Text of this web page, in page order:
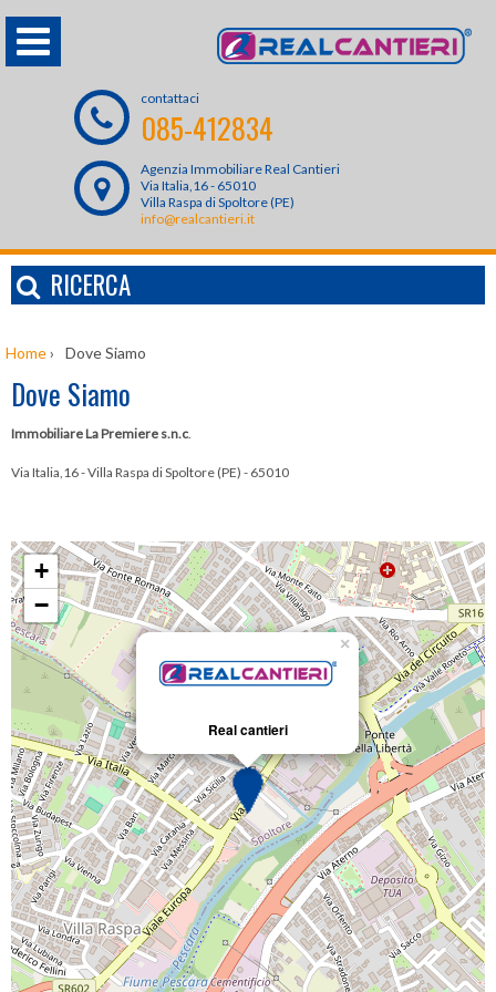
contattaci
085-412834
Agenzia Immobiliare Real Cantieri
Via Italia,16 - 65010
Villa Raspa di Spoltore (PE)
info@realcantieri.it
RICERCA
Home› Dove Siamo
Dove Siamo
Immobiliare La Premiere s.n.c.
Via Italia,16 - Villa Raspa di Spoltore (PE) - 65010
Real cantieri
×
+
−